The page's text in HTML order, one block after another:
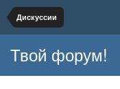
Дискуссии
Твой форум!